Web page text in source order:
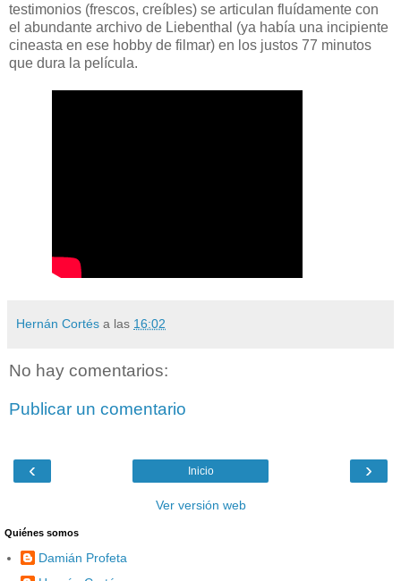
testimonios (frescos, creíbles) se articulan fluídamente con
el abundante archivo de Liebenthal (ya había una incipiente
cineasta en ese hobby de filmar) en los justos 77 minutos
que dura la película.
Hernán Cortés a las 16:02
No hay comentarios:
Publicar un comentario
‹ ›
Inicio
Ver versión web
Quiénes somos
Damián Profeta